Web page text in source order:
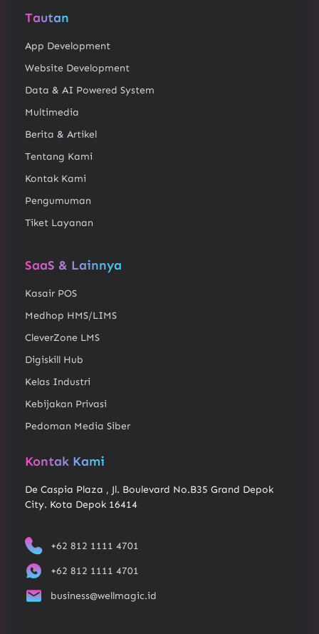
Tautan
App Development
Website Development
Data & AI Powered System
Multimedia
Berita & Artikel
Tentang Kami
Kontak Kami
Pengumuman
Tiket Layanan
SaaS & Lainnya
Kasair POS
Medhop HMS/LIMS
CleverZone LMS
Digiskill Hub
Kelas Industri
Kebijakan Privasi
Pedoman Media Siber
Kontak Kami
De Caspia Plaza , Jl. Boulevard No.B35 Grand Depok
City. Kota Depok 16414
+62 812 1111 4701
+62 812 1111 4701
business@wellmagic.id